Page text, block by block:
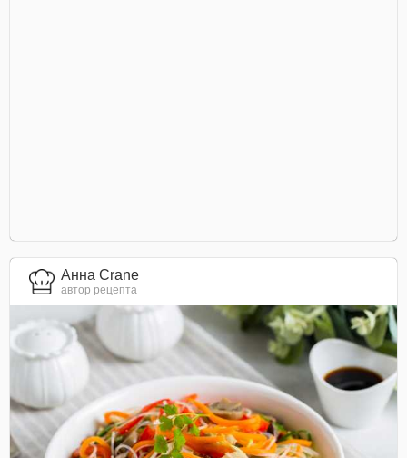
Анна Crane
автор рецепта